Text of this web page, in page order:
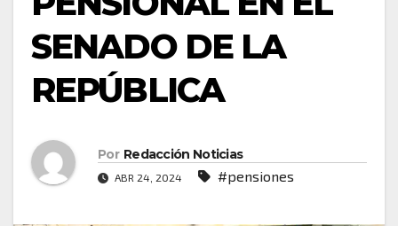
SENADO DE LA
REPÚBLICA
Por Redacción Noticias
ABR 24, 2024 #pensiones